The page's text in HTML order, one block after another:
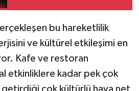
bu hareketlilik
ve kültürel etkileşimi en
Kafe ve restoran
etkinliklere kadar pek çok